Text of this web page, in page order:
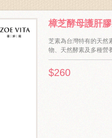
樟芝酵母護肝
芝素為台灣特有的天然
物、天然酵素及多種營
$260